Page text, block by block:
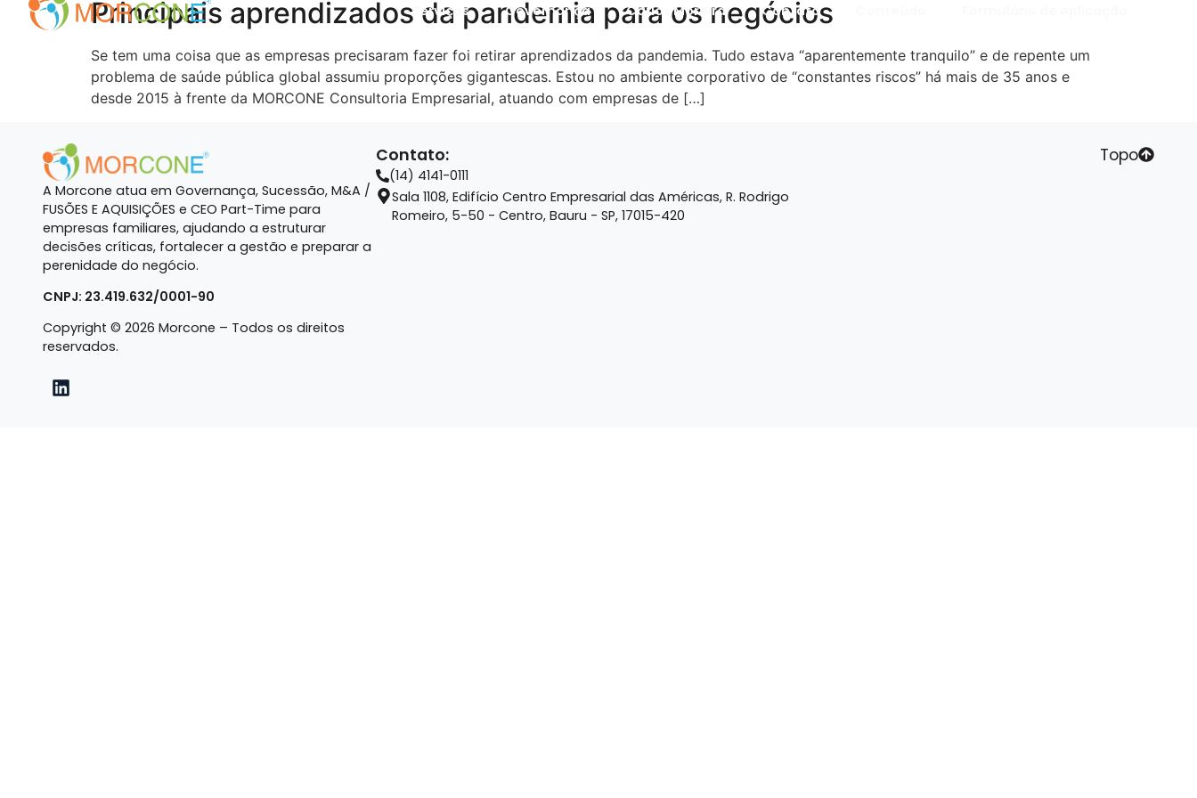
Serviços Governança Carlos Moreira Contato
Principais aprendizados da pandemia para os negócios
Se tem uma coisa que as empresas precisaram fazer foi retirar aprendizados da pandemia. Tudo estava “aparentemente tranquilo” e de repente um
problema de saúde pública global assumiu proporções gigantescas. Estou no ambiente corporativo de “constantes riscos” há mais de 35 anos e
desde 2015 à frente da MORCONE Consultoria Empresarial, atuando com empresas de […]
A Morcone atua em Governança, Sucessão, M&A /
FUSÕES E AQUISIÇÕES e CEO Part-Time para
empresas familiares, ajudando a estruturar
decisões críticas, fortalecer a gestão e preparar a
perenidade do negócio.
CNPJ: 23.419.632/0001-90
Copyright © 2026 Morcone – Todos os direitos
reservados.
Contato:
(14) 4141-0111
Sala 1108, Edifício Centro Empresarial das Américas, R. Rodrigo
Romeiro, 5-50 - Centro, Bauru - SP, 17015-420
Topo